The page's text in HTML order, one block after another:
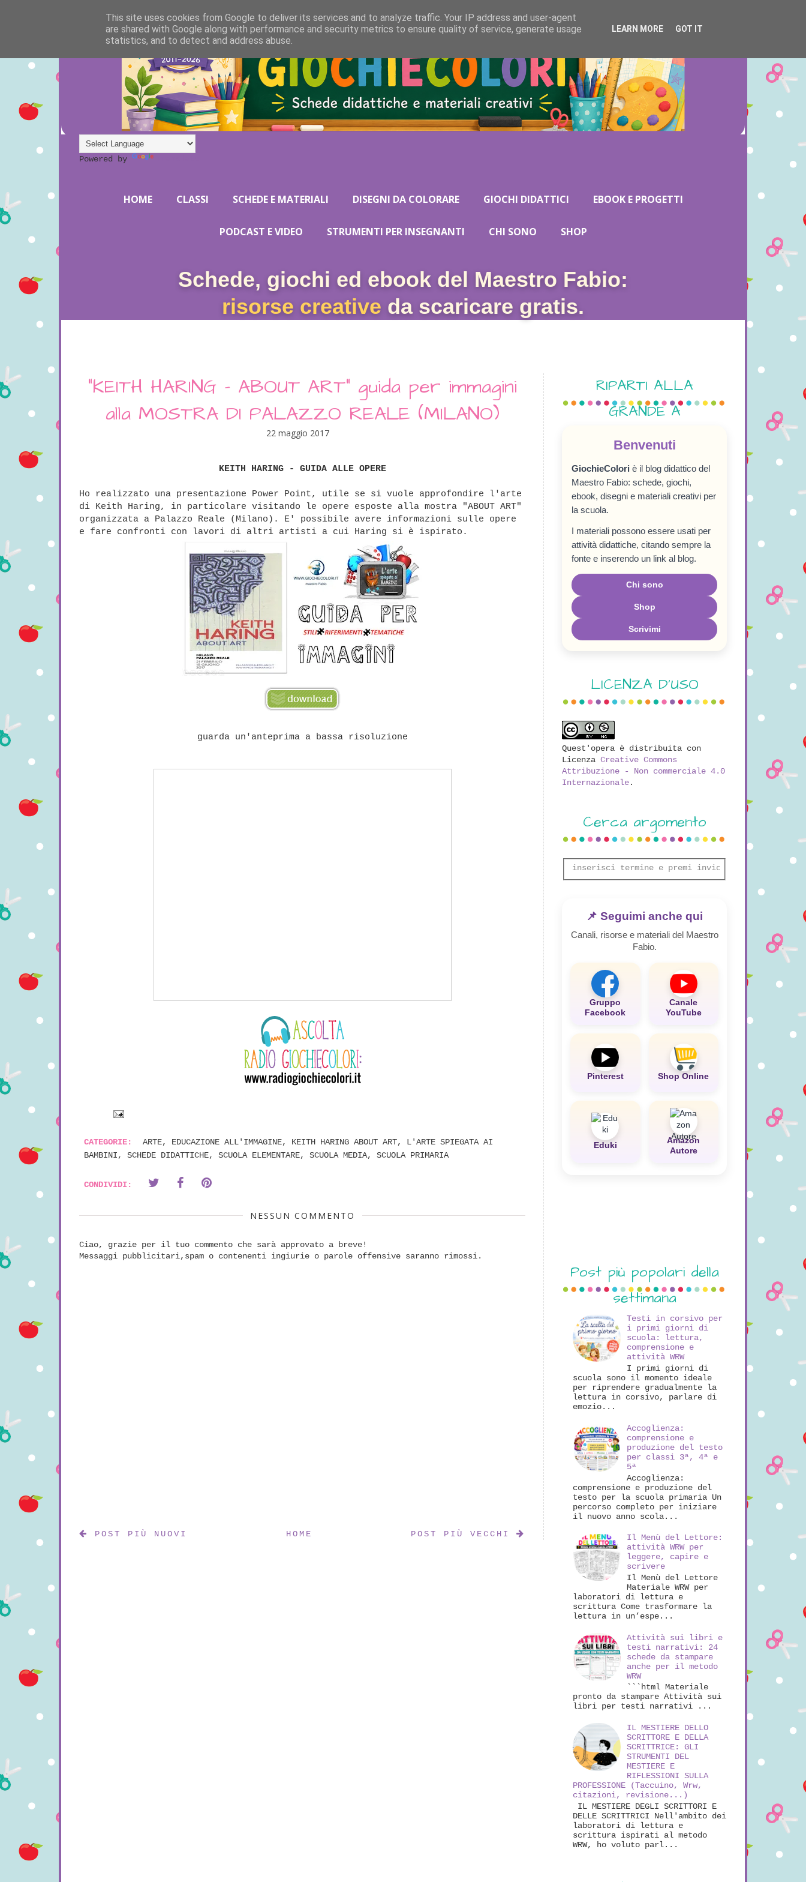
Powered by
HOME CLASSI SCHEDE E MATERIALI DISEGNI DA COLORARE GIOCHI DIDATTICI EBOOK E PROGETTI
PODCAST E VIDEO STRUMENTI PER INSEGNANTI CHI SONO SHOP
Schede, giochi ed ebook del Maestro Fabio:
risorse creative da scaricare gratis.
"KEITH HARING - ABOUT ART" guida per immagini
alla MOSTRA DI PALAZZO REALE (MILANO)
22 maggio 2017
KEITH HARING - GUIDA ALLE OPERE
Ho realizzato una presentazione Power Point, utile se si vuole approfondire l'arte
di Keith Haring, in particolare visitando le opere esposte alla mostra "ABOUT ART"
organizzata a Palazzo Reale (Milano). E' possibile avere informazioni sulle opere
e fare confronti con lavori di altri artisti a cui Haring si è ispirato.
guarda un'anteprima a bassa risoluzione
CATEGORIE: ARTE, EDUCAZIONE ALL'IMMAGINE, KEITH HARING ABOUT ART, L'ARTE SPIEGATA AI
BAMBINI, SCHEDE DIDATTICHE, SCUOLA ELEMENTARE, SCUOLA MEDIA, SCUOLA PRIMARIA
CONDIVIDI:
NESSUN COMMENTO
Ciao, grazie per il tuo commento che sarà approvato a breve!
Messaggi pubblicitari,spam o contenenti ingiurie o parole offensive saranno rimossi.
POST PIÙ NUOVI POST PIÙ VECCHI
HOME
RIPARTI ALLA
GRANDE A
SETTEMBRE!
Benvenuti
GiochieColori è il blog didattico del
Maestro Fabio: schede, giochi,
ebook, disegni e materiali creativi per
la scuola.
I materiali possono essere usati per
attività didattiche, citando sempre la
fonte e inserendo un link al blog.
Chi sono
Shop
Scrivimi
LICENZA D'USO
Quest'opera è distribuita con
Licenza Creative Commons
Attribuzione - Non commerciale 4.0
Internazionale.
Cerca argomento
📌 Seguimi anche qui
Canali, risorse e materiali del Maestro
Fabio.
Gruppo
Facebook
Canale
YouTube
Pinterest Shop Online
Eduki
Amazon
Autore
Post più popolari della
settimana
Testi in corsivo per
i primi giorni di
scuola: lettura,
comprensione e
attività WRW
I primi giorni di
scuola sono il momento ideale
per riprendere gradualmente la
lettura in corsivo, parlare di
emozio...
Accoglienza:
comprensione e
produzione del testo
per classi 3ª, 4ª e
5ª
Accoglienza:
comprensione e produzione del
testo per la scuola primaria Un
percorso completo per iniziare
il nuovo anno scola...
Il Menù del Lettore:
attività WRW per
leggere, capire e
scrivere
Il Menù del Lettore
Materiale WRW per
laboratori di lettura e
scrittura Come trasformare la
lettura in un’espe...
Attività sui libri e
testi narrativi: 24
schede da stampare
anche per il metodo
WRW
```html Materiale
pronto da stampare Attività sui
libri per testi narrativi ...
IL MESTIERE DELLO
SCRITTORE E DELLA
SCRITTRICE: GLI
STRUMENTI DEL
MESTIERE E
RIFLESSIONI SULLA
PROFESSIONE (Taccuino, Wrw,
citazioni, revisione...)
IL MESTIERE DEGLI SCRITTORI E
DELLE SCRITTRICI Nell'ambito dei
laboratori di lettura e
scrittura ispirati al metodo
WRW, ho voluto parl...
This site uses cookies from Google to deliver its services and to analyze traffic. Your IP address and user-agent
are shared with Google along with performance and security metrics to ensure quality of service, generate usage
statistics, and to detect and address abuse.
LEARN MORE GOT IT